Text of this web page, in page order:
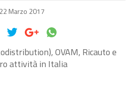
22 Marzo 2017
OVAM, Ricauto e
attività in Italia